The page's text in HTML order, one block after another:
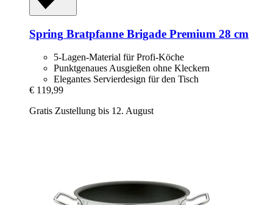
Spring Bratpfanne Brigade Premium 28 cm
5-Lagen-Material für Profi-Köche
Punktgenaues Ausgießen ohne Kleckern
Elegantes Servierdesign für den Tisch
€ 119,99
Gratis Zustellung bis 12. August